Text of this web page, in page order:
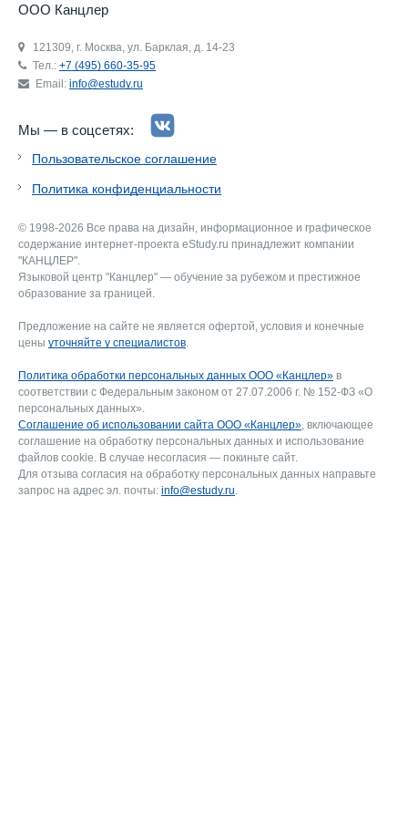
ООО Канцлер
121309, г. Москва, ул. Барклая, д. 14-23
Тел.: +7 (495) 660-35-95
Email: info@estudy.ru
Мы — в соцсетях:
Пользовательское соглашение
Политика конфиденциальности
© 1998-2026 Все права на дизайн, информационное и графическое
содержание интернет-проекта eStudy.ru принадлежит компании
"КАНЦЛЕР".
Языковой центр "Канцлер" — обучение за рубежом и престижное
образование за границей.
Предложение на сайте не является офертой, условия и конечные
цены уточняйте у специалистов
Политика обработки персональных данных ООО «Канцлер» в
соответствии с Федеральным законом от 27.07.2006 г. № 152-ФЗ «О
персональных данных».
Соглашение об использовании сайта ООО «Канцлер» , включающее
соглашение на обработку персональных данных и использование
файлов cookie. В случае несогласия — покиньте сайт.
Для отзыва согласия на обработку персональных данных направьте
запрос на адрес эл. почты: info@estudy.ru